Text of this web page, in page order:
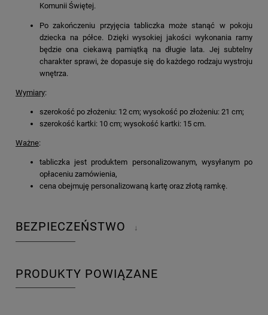
Komunii Świętej.
Po zakończeniu przyjęcia tabliczka może stanąć w pokoju
dziecka na półce. Dzięki wysokiej jakości wykonania ramy
będzie ona ciekawą pamiątką na długie lata. Jej subtelny
charakter sprawi, że dopasuje się do każdego rodzaju wystroju
wnętrza.
Wymiary:
szerokość po złożeniu: 12 cm; wysokość po złożeniu: 21 cm;
szerokość kartki: 10 cm; wysokość kartki: 15 cm.
Ważne:
tabliczka jest produktem personalizowanym, wysyłanym po
opłaceniu zamówienia,
cena obejmuję personalizowaną kartę oraz złotą ramkę.
BEZPIECZEŃSTWO ↓
PRODUKTY POWIĄZANE